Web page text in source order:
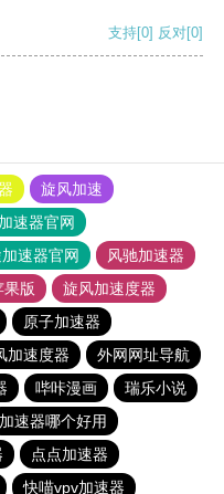
支持[0] 反对[0]
旋风加速
速器官网
速器官网
风驰加速器
果版
旋风加速度器
原子加速器
加速度器
外网网址导航
哔咔漫画
瑞乐小说
加速器哪个好用
点点加速器
快喵vpv加速器